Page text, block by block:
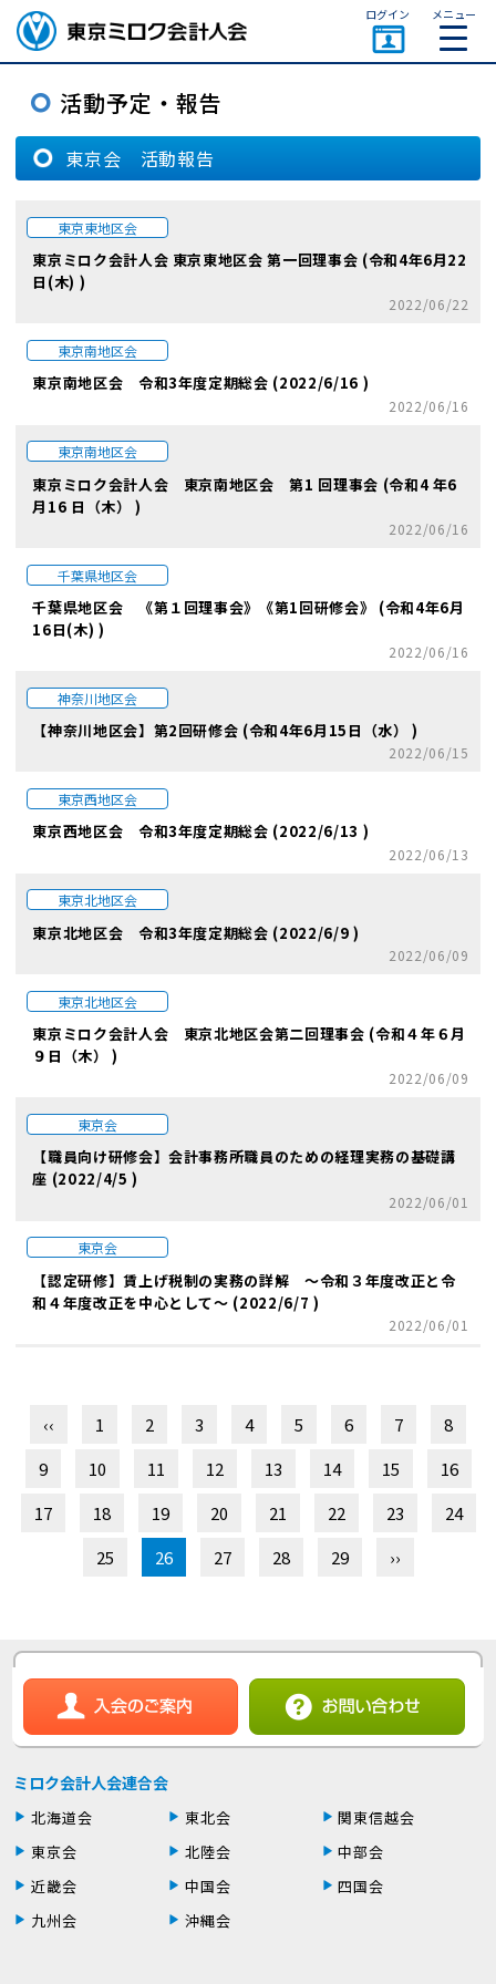
ログイン メニュー
東京会 活動報告
東京東地区会
東京ミロク会計人会 東京東地区会 第一回理事会 (令和4年6月22
日(木) )
2022/06/22
東京南地区会
東京南地区会 令和3年度定期総会 (2022/6/16 )
2022/06/16
東京南地区会
東京ミロク会計人会 東京南地区会 第1 回理事会 (令和4 年6
月16 日（木） )
2022/06/16
千葉県地区会
千葉県地区会 《第１回理事会》《第1回研修会》 (令和4年6月
16日(木) )
2022/06/16
神奈川地区会
【神奈川地区会】第2回研修会 (令和4年6月15日（水） )
2022/06/15
東京西地区会
東京西地区会 令和3年度定期総会 (2022/6/13 )
2022/06/13
東京北地区会
東京北地区会 令和3年度定期総会 (2022/6/9 )
2022/06/09
東京北地区会
東京ミロク会計人会 東京北地区会第二回理事会 (令和４年６月
９日（木） )
2022/06/09
東京会
【職員向け研修会】会計事務所職員のための経理実務の基礎講
座 (2022/4/5 )
2022/06/01
東京会
【認定研修】賃上げ税制の実務の詳解 ～令和３年度改正と令
和４年度改正を中心として～ (2022/6/7 )
2022/06/01
‹‹ 1 2 3 4 5 6 7
8
9
10 11 12 13 14 15
16
17
18 19 20 21 22 23
24
25
26 27 28 29 ››
ミロク会計人会連合会
北海道会 東北会
関東信越会
東京会
北陸会
中部会
近畿会
中国会
四国会
九州会
沖縄会